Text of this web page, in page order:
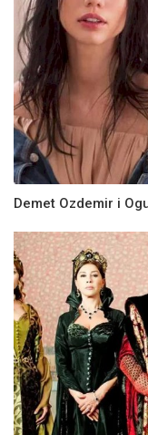
Demet Ozdemir i